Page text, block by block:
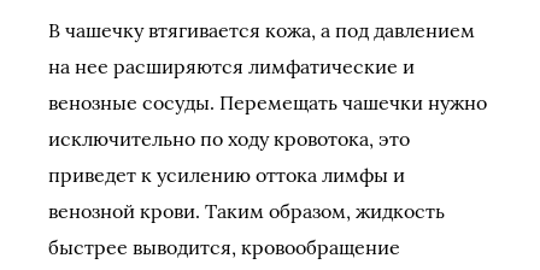
В чашечку втягивается кожа, а под давлением
на нее расширяются лимфатические и
венозные сосуды. Перемещать чашечки нужно
исключительно по ходу кровотока, это
приведет к усилению оттока лимфы и
венозной крови. Таким образом, жидкость
быстрее выводится, кровообращение